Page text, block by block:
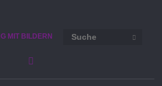
MIT BILDERN SUCHE